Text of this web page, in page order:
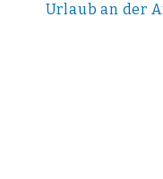
Urlaub an der